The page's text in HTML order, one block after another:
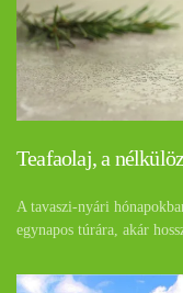
Teafaolaj, a
A tavaszi-nyári
egynapos túrára, akár